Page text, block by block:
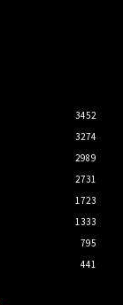
3452
3274
2989
2731
1723
1333
795
441